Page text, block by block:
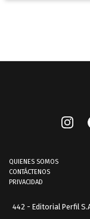
QUIENES SOMOS
CONTÁCTENOS
PRIVACIDAD
442 - Editorial Perfil